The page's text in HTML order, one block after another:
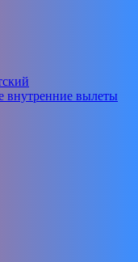
внутренние вылеты